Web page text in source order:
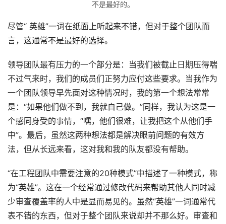
不是最好的。
尽管“ 英雄”一词在纸面上听起来不错，但对于整个团队而
言，这通常不是最好的选择。
领导团队最有压力的一个部分是：当我们被截止日期压得喘
不过气来时，我们的成员们正努力应付这些要求。当我作为
一个团队领导早先面对这种情况时，我的第一个想法常常
是：“如果他们做不到，我就自己做。”同样，我认为这是一
个感同身受的事情，“嘿，他们很难，让我把这个从他们手
中”。最后，虽然这两种想法都是解决眼前问题的有效方
法，但从长远来看，这对我和我的队友都没有帮助。
“在工程团队中需要注意的20种模式”中描述了一种模式，称
为“英雄”。这在一个经常通过修改代码来帮助其他人同时减
少审查覆盖率的人中是显而易见的。虽然“英雄”一词通常代
表不错的东西，但对于整个团队来说却并不那么好。审查和